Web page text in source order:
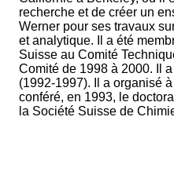
recherche et de créer un
Werner pour ses travaux
et analytique. Il a été
Suisse au Comité
Comité de 1998 à 2000. Il
(1992-1997). Il a organisé
conféré, en 1993, le
la Société Suisse de